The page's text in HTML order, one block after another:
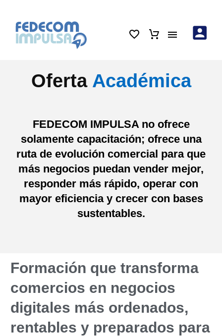
Oferta Académica
FEDECOM IMPULSA no ofrece
solamente capacitación; ofrece una
ruta de evolución comercial para que
más negocios puedan vender mejor,
responder más rápido, operar con
mayor eficiencia y crecer con bases
sustentables.
Formación que transforma
comercios en negocios
digitales más ordenados,
rentables y preparados para